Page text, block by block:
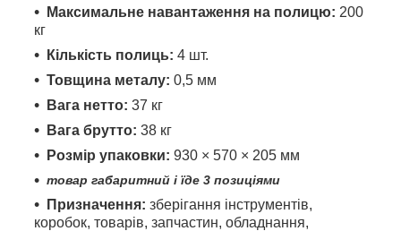
Максимальне навантаження на полицю: 200
кг
Кількість полиць: 4 шт.
Товщина металу: 0,5 мм
Вага нетто: 37 кг
Вага брутто: 38 кг
Розмір упаковки: 930 × 570 × 205 мм
товар габаритний і їде 3 позиціями
Призначення: зберігання інструментів,
коробок, товарів, запчастин, обладнання,